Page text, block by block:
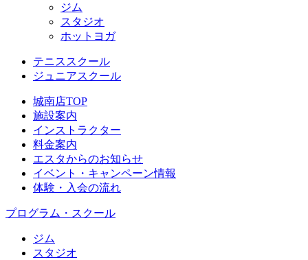
ジム
スタジオ
ホットヨガ
テニススクール
ジュニアスクール
城南店TOP
施設案内
インストラクター
料金案内
エスタからのお知らせ
イベント・キャンペーン情報
体験・入会の流れ
プログラム・スクール
ジム
スタジオ